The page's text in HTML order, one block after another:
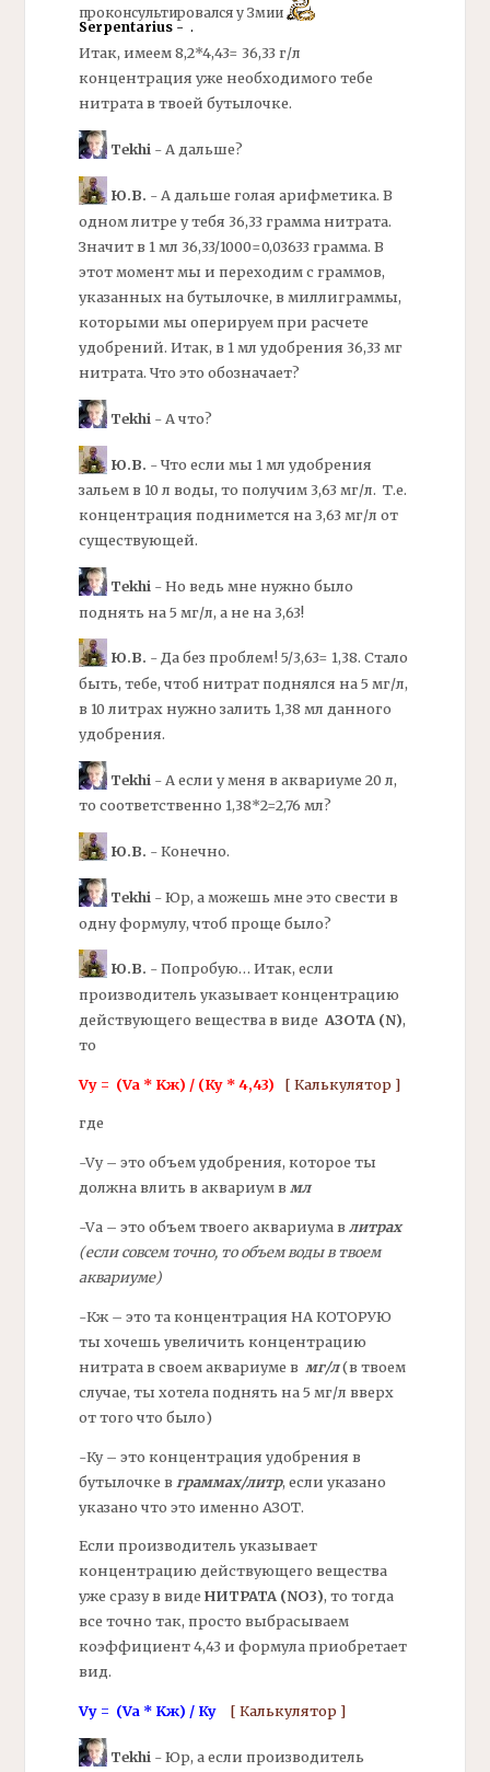
проконсультировался у Змии
Serpentarius- .
Итак, имеем 8,2*4,43= 36,33 г/л
концентрация уже необходимого тебе
нитрата в твоей бутылочке.
Tekhi- А дальше?
Ю.В. - А дальше голая арифметика. В
одном литре у тебя 36,33 грамма нитрата.
Значит в 1 мл 36,33/1000=0,03633 грамма. В
этот момент мы и переходим с граммов,
указанных на бутылочке, в миллиграммы,
которыми мы оперируем при расчете
удобрений. Итак, в 1 мл удобрения 36,33 мг
нитрата. Что это обозначает?
Tekhi - А что?
Ю.В. - Что если мы 1 мл удобрения
зальем в 10 л воды, то получим 3,63 мг/л. Т.е.
концентрация поднимется на 3,63 мг/л от
существующей.
Tekhi- Но ведь мне нужно было
поднять на 5 мг/л, а не на 3,63!
Ю.В. - Да без проблем! 5/3,63= 1,38. Стало
быть, тебе, чтоб нитрат поднялся на 5 мг/л,
в 10 литрах нужно залить 1,38 мл данного
удобрения.
Tekhi - А если у меня в аквариуме 20 л,
то соответственно 1,38*2=2,76 мл?
Ю.В. - Конечно.
Tekhi- Юр, а можешь мне это свести в
одну формулу, чтоб проще было?
Ю.В. - Попробую… Итак, если
производитель указывает концентрацию
действующего вещества в виде АЗОТА (N),
то
Vу = (Va * Kж) / (Ку * 4,43) [ Калькулятор ]
где
-Vу – это объем удобрения, которое ты
должна влить в аквариум в мл
-Vа – это объем твоего аквариума в литрах
(если совсем точно, то объем воды в твоем
аквариуме)
-Кж – это та концентрация НА КОТОРУЮ
ты хочешь увеличить концентрацию
нитрата в своем аквариуме в мг/л(в твоем
случае, ты хотела поднять на 5 мг/л вверх
от того что было)
-Ку – это концентрация удобрения в
бутылочке в граммах/литр, если указано
указано что это именно АЗОТ.
Если производитель указывает
концентрацию действующего вещества
уже сразу в виде НИТРАТА (NO3), то тогда
все точно так, просто выбрасываем
коэффициент 4,43 и формула приобретает
вид.
Vу = (Va * Kж) / Ку [ Калькулятор ]
Tekhi- Юр, а если производитель